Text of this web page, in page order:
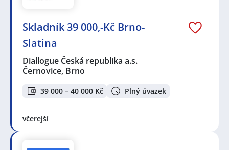
Skladník 39 000,-Kč Brno-
Slatina
Diallogue Česká republika a.s.
Černovice, Brno
39 000 – 40 000 Kč Plný úvazek
včerejší